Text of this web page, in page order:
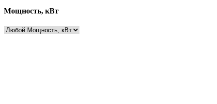
Мощность, кВт